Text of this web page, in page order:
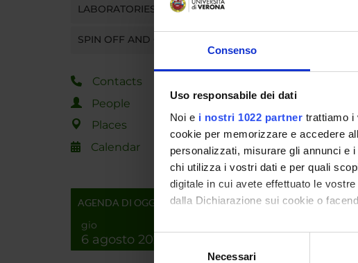
Consenso
Uso responsabile dei dati
Noi e i nostri 1022 partner trattiamo i
cookie per memorizzare e accedere
personalizzati, misurare gli annunci e
chi utilizza i vostri dati e per quali
digitale in cui avete effettuato le
dalla Dichiarazione sui cookie o
Con il tuo consenso, vorremmo anche:
raccogliere informazioni sulla
Necessari
LABORATORIES
SPIN OFF AND COMPANIES
Contacts
People
Places
Calendar
AGENDA DI OGGI
gio
6 agosto 2026
and develop
physics and
Fondazione
PROJECT
Lidia Angeleri